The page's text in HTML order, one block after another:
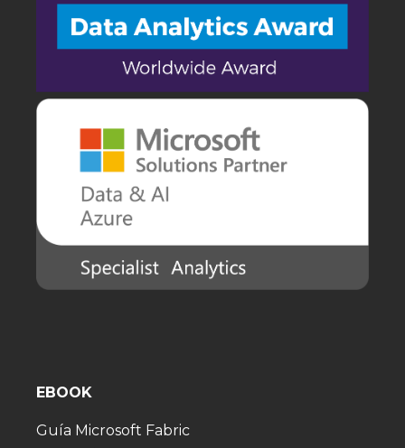
EBOOK
Guía Microsoft Fabric